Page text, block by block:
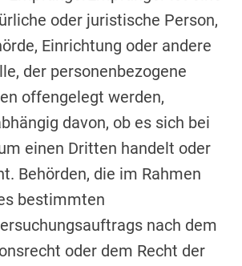
oder juristische Person,
Einrichtung oder andere
der personenbezogene
offengelegt werden,
davon, ob es sich bei
einen Dritten handelt oder
Behörden, die im Rahmen
bestimmten
nach dem
oder dem Recht der